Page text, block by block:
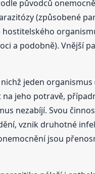
původců
(způsobené
a podobně). Vnější
jeden
jeho potravě,
nezabíjí. Svou
vznik druhotné
jsou